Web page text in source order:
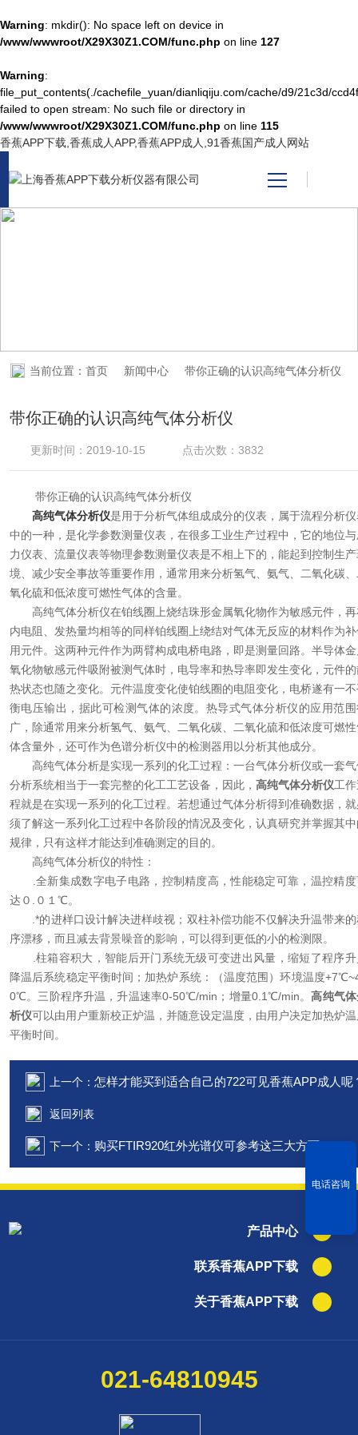
Warning: mkdir(): No space left on device in
/www/wwwroot/X29X30Z1.COM/func.php on line 127
Warning:
file_put_contents(./cachefile_yuan/dianliqiju.com/cache/d9/21c3d/
failed to open stream: No such file or directory in
/www/wwwroot/X29X30Z1.COM/func.php on line 115
香蕉APP下载,香蕉成人APP,香蕉APP成人,91香蕉国产成人网站
产品中心
关于香蕉APP下载
资料下载
在线留言
联系香蕉APP下载
当前位置：首页 新闻中心 带你正确的认识高纯气体分析仪
带你正确的认识高纯气体分析仪
更新时间：2019-10-15 点击次数：3832
带你正确的认识高纯气体分析仪
高纯气体分析仪是用于分析气体组成成分的仪表，属于流程分析
中的一种，是化学参数测量仪表，在很多工业生产过程中，它的地位
力仪表、流量仪表等物理参数测量仪表是不相上下的，能起到控制生
境、减少安全事故等重要作用，通常用来分析氢气、氨气、二氧化碳
氧化硫和低浓度可燃性气体的含量。
高纯气体分析仪在铂线圈上烧结珠形金属氧化物作为敏感元件，再
内电阻、发热量均相等的同样铂线圈上绕结对气体无反应的材料作为
用元件。这两种元件作为两臂构成电桥电路，即是测量回路。半导体
氧化物敏感元件吸附被测气体时，电导率和热导率即发生变化，元件
热状态也随之变化。元件温度变化使铂线圈的电阻变化，电桥遂有一
衡电压输出，据此可检测气体的浓度。热导式气体分析仪的应用范
广，除通常用来分析氢气、氨气、二氧化碳、二氧化硫和低浓度可燃
体含量外，还可作为色谱分析仪中的检测器用以分析其他成分。
高纯气体分析是实现一系列的化工过程：一台气体分析仪或一套气
分析系统相当于一套完整的化工工艺设备，因此， 高纯气体分析仪工
程就是在实现一系列的化工过程。若想通过气体分析得到准确数据，
须了解这一系列化工过程中各阶段的情况及变化，认真研究并掌握其
规律，只有这样才能达到准确测定的目的。
高纯气体分析仪的特性：
.全新集成数字电子电路，控制精度高，性能稳定可靠，温控精度
达０.０１℃。
.*的进样口设计解决进样歧视；双柱补偿功能不仅解决升温带来的
序漂移，而且减去背景噪音的影响，可以得到更低的小的检测限。
.柱箱容积大，智能后开门系统无级可变进出风量，缩短了程序升
降温后系统稳定平衡时间；加热炉系统：（温度范围）环境温度
0℃。三阶程序升温，升温速率0-50℃/min；增量0.1℃/min。高纯气
析仪可以由用户重新校正炉温，并随意设定温度，由用户决定加热炉
平衡时间。
上一个： 怎样才能买到适合自己的722可见香蕉APP成人呢
返回列表
下一个： 购买FTIR920红外光谱仪可参考这三大方面
产品中心
联系香蕉APP下载
关于香蕉APP下载
021-64810945
电话咨询